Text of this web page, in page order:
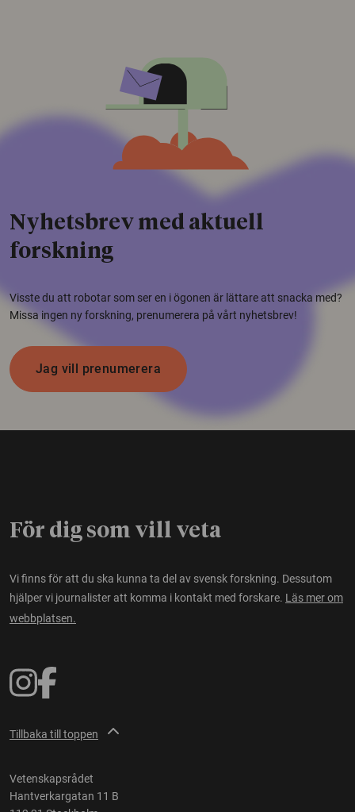
Nyhetsbrev med aktuell
forskning
Visste du att robotar som ser en i ögonen är lättare att snacka med?
Missa ingen ny forskning, prenumerera på vårt nyhetsbrev!
Jag vill prenumerera
För dig som vill veta
Vi finns för att du ska kunna ta del av svensk forskning. Dessutom
hjälper vi journalister att komma i kontakt med forskare. Läs mer om
webbplatsen.
Tillbaka till toppen
Vetenskapsrådet
Hantverkargatan 11 B